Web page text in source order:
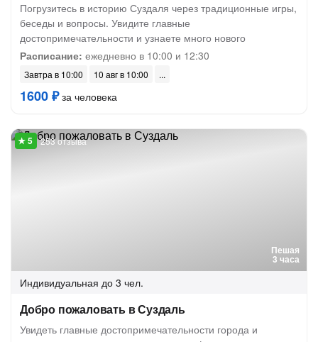
Погрузитесь в историю Суздаля через традиционные игры,
беседы и вопросы. Увидите главные
достопримечательности и узнаете много нового
Расписание: ежедневно в 10:00 и 12:30
Завтра в 10:00 10 авг в 10:00
1600 ₽за человека
Пешая
3 часа
253 отзыва
Индивидуальная до 3 чел.
Добро пожаловать в Суздаль
Увидеть главные достопримечательности города и